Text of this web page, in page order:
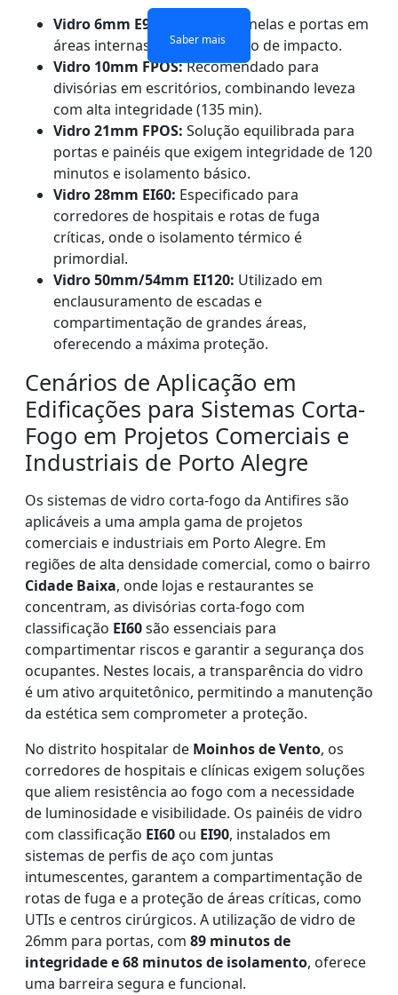
Saber mais
Saber mais
Saber mais
Vidro 6mm E90:
Ideal para janelas e portas em
áreas internas com baixo risco de impacto.
Vidro 10mm FPOS:Recomendado para
divisórias em escritórios, combinando leveza
com alta integridade (135 min).
Vidro 21mm FPOS: Solução equilibrada para
portas e painéis que exigem integridade de 120
minutos e isolamento básico.
Vidro 28mm EI60: Especificado para
corredores de hospitais e rotas de fuga
críticas, onde o isolamento térmico é
primordial.
Vidro 50mm/54mm EI120: Utilizado em
enclausuramento de escadas e
compartimentação de grandes áreas,
oferecendo a máxima proteção.
Cenários de Aplicação em
Edificações para Sistemas Corta-
Fogo em Projetos Comerciais e
Industriais de Porto Alegre
Os sistemas de vidro corta-fogo da Antifires são
aplicáveis a uma ampla gama de projetos
comerciais e industriais em Porto Alegre. Em
regiões de alta densidade comercial, como o bairro
Cidade Baixa, onde lojas e restaurantes se
concentram, as divisórias corta-fogo com
classificação EI60são essenciais para
compartimentar riscos e garantir a segurança dos
ocupantes. Nestes locais, a transparência do vidro
é um ativo arquitetônico, permitindo a manutenção
da estética sem comprometer a proteção.
No distrito hospitalar de Moinhos de Vento, os
corredores de hospitais e clínicas exigem soluções
que aliem resistência ao fogo com a necessidade
de luminosidade e visibilidade. Os painéis de vidro
com classificação EI60 ou EI90, instalados em
sistemas de perfis de aço com juntas
intumescentes, garantem a compartimentação de
rotas de fuga e a proteção de áreas críticas, como
UTIs e centros cirúrgicos. A utilização de vidro de
26mm para portas, com 89 minutos de
integridade e 68 minutos de isolamento, oferece
uma barreira segura e funcional.